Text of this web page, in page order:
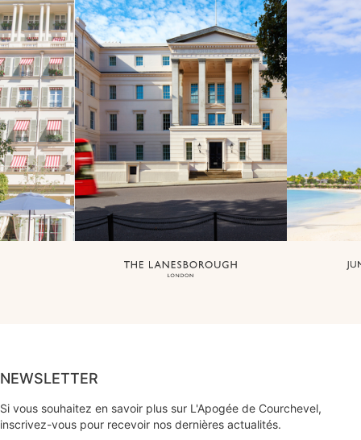
NEWSLETTER
Si vous souhaitez en savoir plus sur L'Apogée de Courchevel,
inscrivez-vous pour recevoir nos dernières actualités.